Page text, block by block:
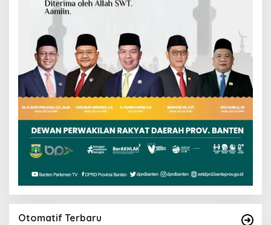
Otomatif Terbaru